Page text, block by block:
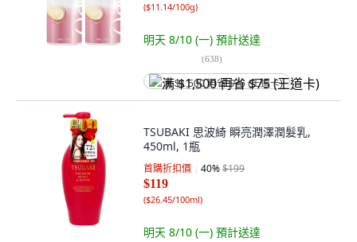
($11.14/100g)
明天 8/10 (一) 預計送達
(638)
满 $1,500 再省 $75 (王道卡)
TSUBAKI 思波綺 瞬亮潤澤潤髮乳,
450ml, 1瓶
首購折扣價 40%$199
$119
($26.45/100ml)
明天 8/10 (一) 預計送達